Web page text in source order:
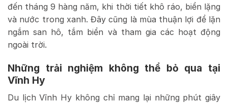
đến tháng 9 hàng năm, khi thời tiết khô ráo, biển lặng
và nước trong xanh. Đây cũng là mùa thuận lợi để lặn
ngắm san hô, tắm biển và tham gia các hoạt động
ngoài trời.
Những trải nghiệm không thể bỏ qua tại
Vĩnh Hy
Du lịch Vĩnh Hy không chỉ mang lại những phút giây